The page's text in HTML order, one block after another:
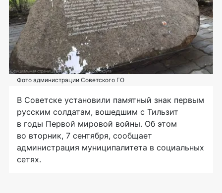
Фото администрации Советского ГО
В Советске установили памятный знак первым
русским солдатам, вошедшим с Тильзит
в годы Первой мировой войны. Об этом
во вторник, 7 сентября, сообщает
администрация муниципалитета в социальных
сетях.